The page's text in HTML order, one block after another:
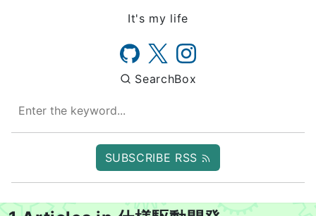
It's my life
SearchBox
SUBSCRIBE RSS